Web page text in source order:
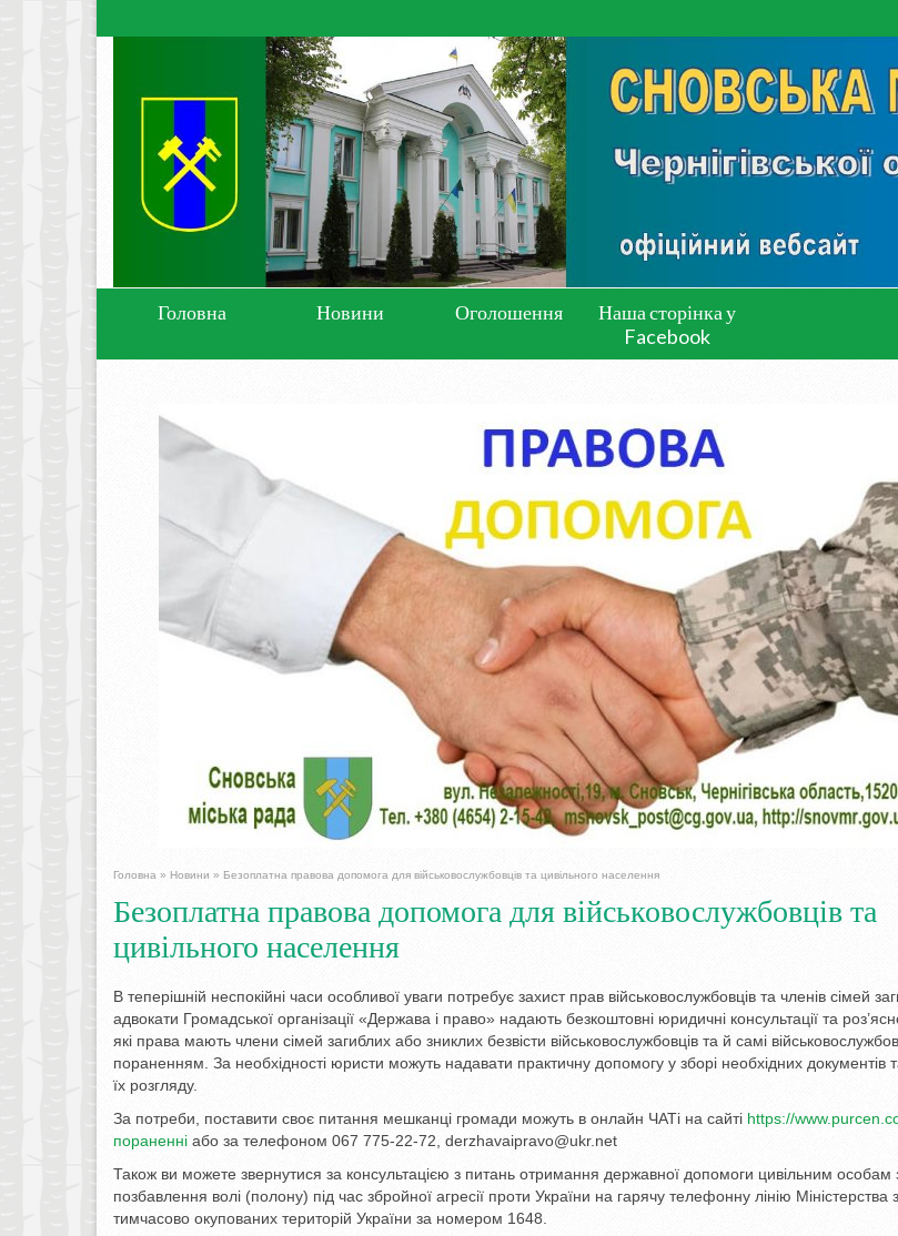
Головна Новини Оголошення
Наша сторінка у
Facebook
Головна » Новини » Безоплатна правова допомога для військовослужбовців та цивільного населення
Безоплатна правова допомога для військовослужбовців та
цивільного населення
В теперішній неспокійні часи особливої уваги потребує захист прав військовослужбовців та членів сімей
адвокати Громадської організації «Держава і право» надають безкоштовні юридичні консультації та
які права мають члени сімей загиблих або зниклих безвісти військовослужбовців та й самі
пораненням. За необхідності юристи можуть надавати практичну допомогу у зборі необхідних документів
їх розгляду.
За потреби, поставити своє питання мешканці громади можуть в онлайн ЧАТі на сайті https://
пораненні або за телефоном 067 775-22-72, derzhavaipravo@ukr.net
Також ви можете звернутися за консультацією з питань отримання державної допомоги цивільним особам
позбавлення волі (полону) під час збройної агресії проти України на гарячу телефонну лінію Міністерства з
тимчасово окупованих територій України за номером 1648.